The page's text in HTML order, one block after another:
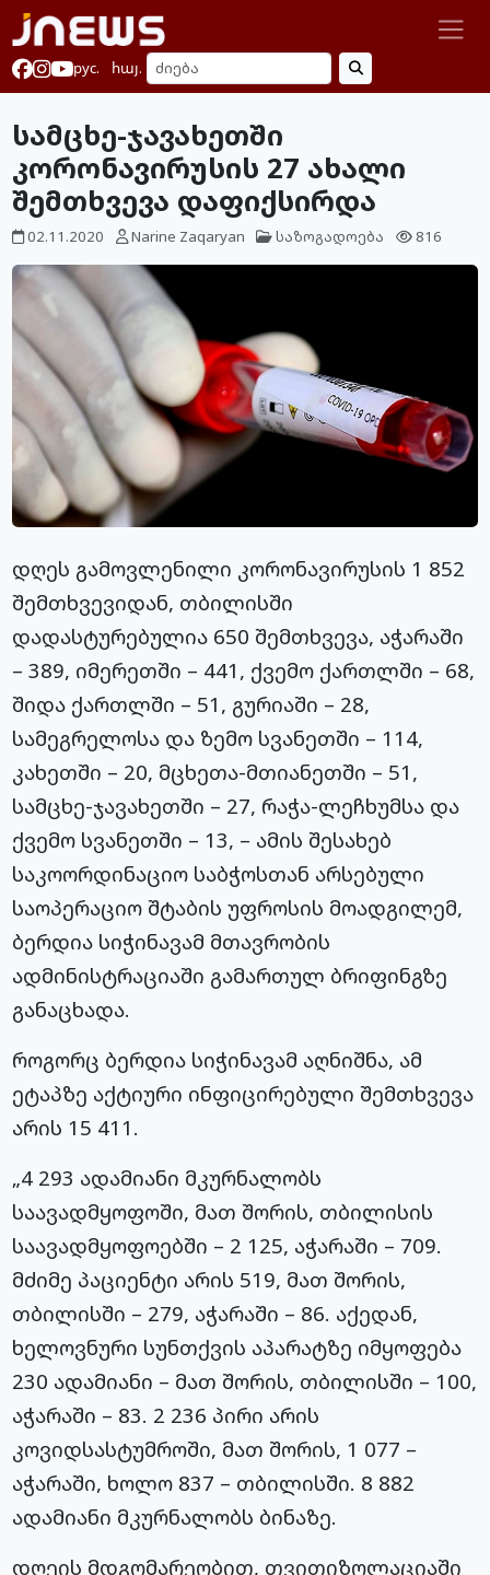
рус. հայ.
სამცხე-ჯავახეთში
კორონავირუსის 27 ახალი
შემთხვევა დაფიქსირდა
02.11.2020 Narine Zaqaryan საზოგადოება 816
დღეს გამოვლენილი კორონავირუსის 1 852
შემთხვევიდან, თბილისში
დადასტურებულია 650 შემთხვევა, აჭარაში
– 389, იმერეთში – 441, ქვემო ქართლში – 68,
შიდა ქართლში – 51, გურიაში – 28,
სამეგრელოსა და ზემო სვანეთში – 114,
კახეთში – 20, მცხეთა-მთიანეთში – 51,
სამცხე-ჯავახეთში – 27, რაჭა-ლეჩხუმსა და
ქვემო სვანეთში – 13, – ამის შესახებ
საკოორდინაციო საბჭოსთან არსებული
საოპერაციო შტაბის უფროსის მოადგილემ,
ბერდია სიჭინავამ მთავრობის
ადმინისტრაციაში გამართულ ბრიფინგზე
განაცხადა.
როგორც ბერდია სიჭინავამ აღნიშნა, ამ
ეტაპზე აქტიური ინფიცირებული შემთხვევა
არის 15 411.
„4 293 ადამიანი მკურნალობს
საავადმყოფოში, მათ შორის, თბილისის
საავადმყოფოებში – 2 125, აჭარაში – 709.
მძიმე პაციენტი არის 519, მათ შორის,
თბილისში – 279, აჭარაში – 86. აქედან,
ხელოვნური სუნთქვის აპარატზე იმყოფება
230 ადამიანი – მათ შორის, თბილისში – 100,
აჭარაში – 83. 2 236 პირი არის
კოვიდსასტუმროში, მათ შორის, 1 077 –
აჭარაში, ხოლო 837 – თბილისში. 8 882
ადამიანი მკურნალობს ბინაზე.
დღეის მდგომარეობით, თვითიზოლაციაში